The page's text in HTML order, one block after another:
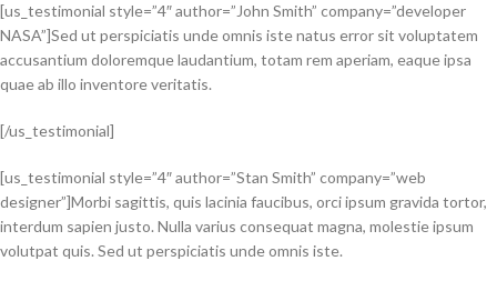
[us_testimonial style=”4″ author=”John Smith” company=”developer
NASA”]Sed ut perspiciatis unde omnis iste natus error sit voluptatem
accusantium doloremque laudantium, totam rem aperiam, eaque ipsa
quae ab illo inventore veritatis.
[/us_testimonial]
[us_testimonial style=”4″ author=”Stan Smith” company=”web
designer”]Morbi sagittis, quis lacinia faucibus, orci ipsum gravida tortor,
interdum sapien justo. Nulla varius consequat magna, molestie ipsum
volutpat quis. Sed ut perspiciatis unde omnis iste.